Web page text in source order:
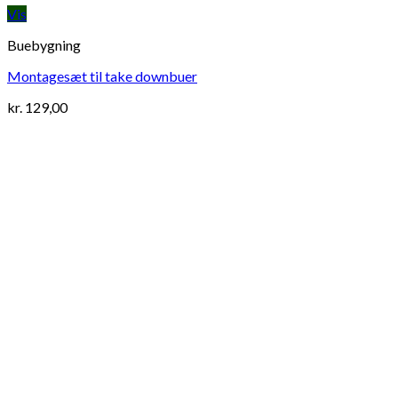
Vis
Buebygning
Montagesæt til take downbuer
kr. 129,00